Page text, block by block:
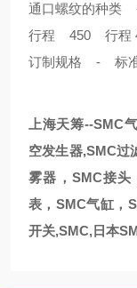
通口螺纹的种
行程 450 行程
订制规格 - 标
上海天筹--SMC
空发生器,SMC过
雾器，SMC接头
表，SMC气缸，
开关,SMC,日本